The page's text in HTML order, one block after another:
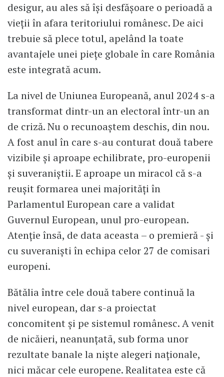
desigur, au ales să își desfășoare o perioadă a
vieții în afara teritoriului românesc. De aici
trebuie să plece totul, apelând la toate
avantajele unei piețe globale în care România
este integrată acum.
La nivel de Uniunea Europeană, anul 2024 s-a
transformat dintr-un an electoral într-un an
de criză. Nu o recunoaștem deschis, din nou.
A fost anul în care s-au conturat două tabere
vizibile și aproape echilibrate, pro-europenii
și suveraniștii. E aproape un miracol că s-a
reușit formarea unei majorități în
Parlamentul European care a validat
Guvernul European, unul pro-european.
Atenţie însã, de data aceasta – o premieră - și
cu suveranişti în echipa celor 27 de comisari
europeni.
Bătălia între cele două tabere continuă la
nivel european, dar s-a proiectat
concomitent și pe sistemul românesc. A venit
de nicăieri, neanunțatã, sub forma unor
rezultate banale la niște alegeri naționale,
nici măcar cele europene. Realitatea este că